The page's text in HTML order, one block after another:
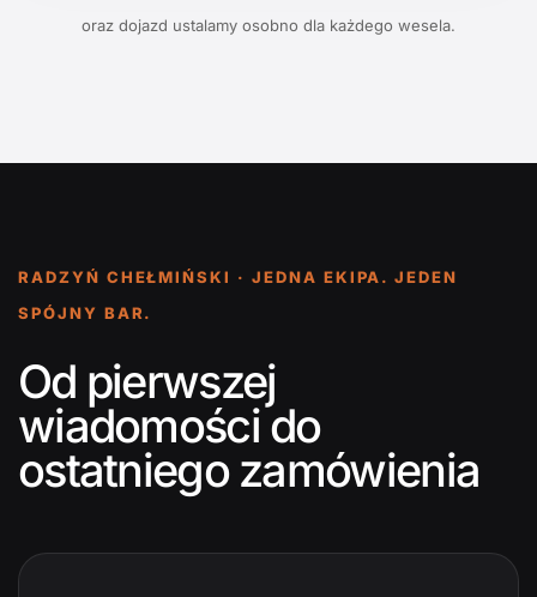
oraz dojazd ustalamy osobno dla każdego wesela.
RADZYŃ CHEŁMIŃSKI · JEDNA EKIPA. JEDEN
SPÓJNY BAR.
Od pierwszej
wiadomości do
ostatniego zamówienia